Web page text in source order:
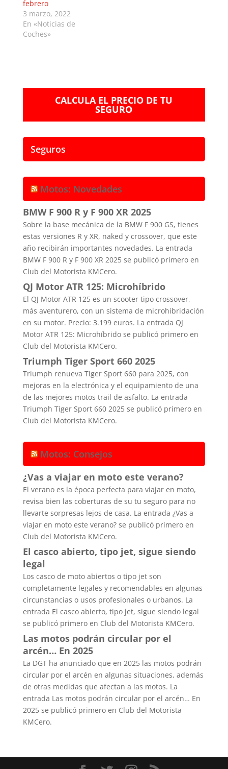
febrero
3 marzo, 2022
En «Noticias de
Coches»
CALCULA EL PRECIO DE TU
SEGURO
Seguros
Motos: Novedades
BMW F 900 R y F 900 XR 2025
Sobre la base mecánica de la BMW F 900 GS, tienes
estas versiones R y XR, naked y crossover, que este
año recibirán importantes novedades. La entrada
BMW F 900 R y F 900 XR 2025 se publicó primero en
Club del Motorista KMCero.
QJ Motor ATR 125: Microhíbrido
El QJ Motor ATR 125 es un scooter tipo crossover,
más aventurero, con un sistema de microhibridación
en su motor. Precio: 3.199 euros. La entrada QJ
Motor ATR 125: Microhíbrido se publicó primero en
Club del Motorista KMCero.
Triumph Tiger Sport 660 2025
Triumph renueva Tiger Sport 660 para 2025, con
mejoras en la electrónica y el equipamiento de una
de las mejores motos trail de asfalto. La entrada
Triumph Tiger Sport 660 2025 se publicó primero en
Club del Motorista KMCero.
Motos: Consejos
¿Vas a viajar en moto este verano?
El verano es la época perfecta para viajar en moto,
revisa bien las coberturas de su tu seguro para no
llevarte sorpresas lejos de casa. La entrada ¿Vas a
viajar en moto este verano? se publicó primero en
Club del Motorista KMCero.
El casco abierto, tipo jet, sigue siendo
legal
Los casco de moto abiertos o tipo jet son
completamente legales y recomendables en algunas
circunstancias o usos profesionales o urbanos. La
entrada El casco abierto, tipo jet, sigue siendo legal
se publicó primero en Club del Motorista KMCero.
Las motos podrán circular por el
arcén… En 2025
La DGT ha anunciado que en 2025 las motos podrán
circular por el arcén en algunas situaciones, además
de otras medidas que afectan a las motos. La
entrada Las motos podrán circular por el arcén… En
2025 se publicó primero en Club del Motorista
KMCero.